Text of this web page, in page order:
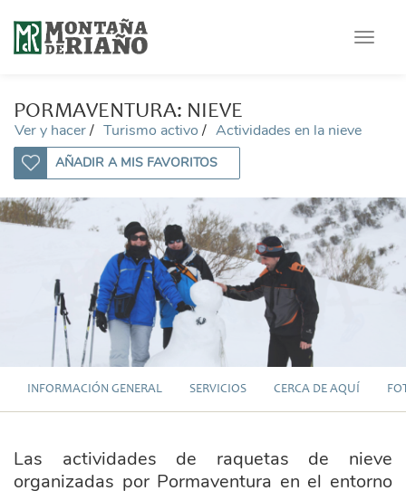
Toggle
PORMAVENTURA: NIEVE
Ver y hacer Turismo activo Actividades en la nieve
AÑADIR A MIS FAVORITOS
INFORMACIÓN GENERAL SERVICIOS CERCA DE AQUÍ
Las actividades de raquetas de nieve
organizadas por Pormaventura en el entorno